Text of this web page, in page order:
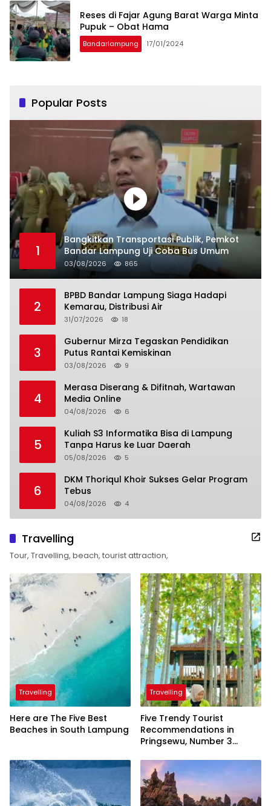
Reses di Fajar Agung Barat Warga Minta
Pupuk – Obat Hama
Bandarlampung 17/01/2024
Popular Posts
1
Bangkitkan Transportasi Publik, Pemkot
Bandar Lampung Uji Coba Bus Umum
03/08/2026 865
2
BPBD Bandar Lampung Siaga Hadapi
Kemarau, Distribusi Air
31/07/2026 18
3
Gubernur Mirza Tegaskan Pendidikan
Putus Rantai Kemiskinan
03/08/2026 9
4
Merasa Diserang & Difitnah, Wartawan
Media Online
04/08/2026 6
5
Kuliah S3 Informatika Bisa di Lampung
Tanpa Harus ke Luar Daerah
05/08/2026 5
6
DKM Thoriqul Khoir Sukses Gelar Program
Tebus
04/08/2026 4
Travelling
Tour, Travelling, beach, tourist attraction,
Travelling
Here are The Five Best
Beaches in South Lampung
Travelling
Five Trendy Tourist
Recommendations in
Pringsewu, Number 3
President